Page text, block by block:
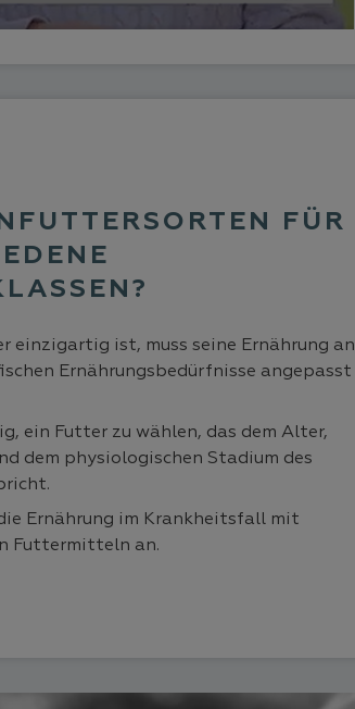
FÜR
einzigartig ist, muss seine Ernährung an
Ernährungsbedürfnisse angepasst
ein Futter zu wählen, das dem Alter,
dem physiologischen Stadium des
Ernährung im Krankheitsfall mit
Futtermitteln an.